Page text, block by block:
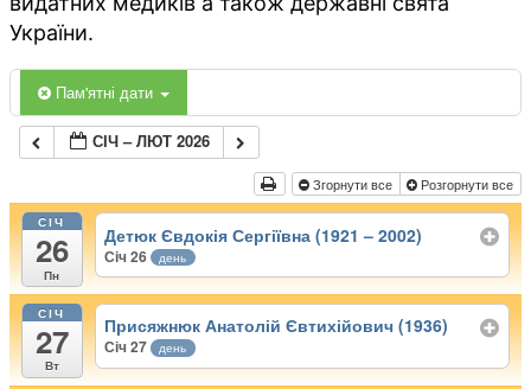
України.
Пам'ятні дати
СІЧ – ЛЮТ 2026
Згорнути все Розгорнути все
СІЧ
26
Пн
Детюк Євдокія Сергіївна (1921 – 2002)
Січ 26 день
СІЧ
27
Вт
Присяжнюк Анатолій Євтихійович (1936)
Січ 27 день